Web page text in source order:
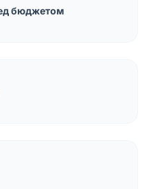
бюджетом